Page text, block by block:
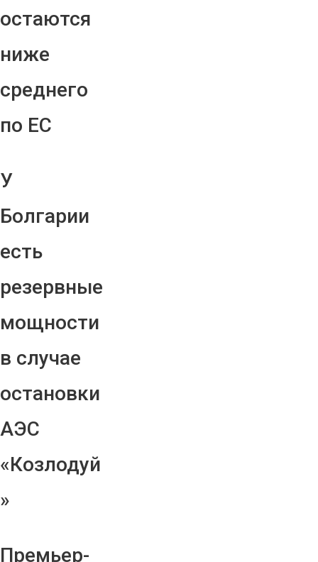
остаются
ниже
среднего
по ЕС
У
Болгарии
есть
резервные
мощности
в случае
остановки
АЭС
«Козлодуй
»
Премьер-